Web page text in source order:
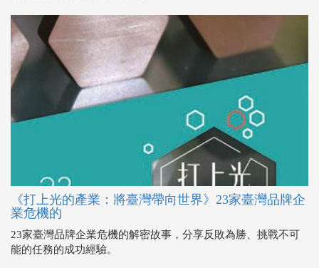
《打上光的產業：將臺灣帶向世界》23家臺灣品牌企
業危機的
23家臺灣品牌企業危機的解密故事，分享反敗為勝、挑戰不可
能的任務的成功經驗。